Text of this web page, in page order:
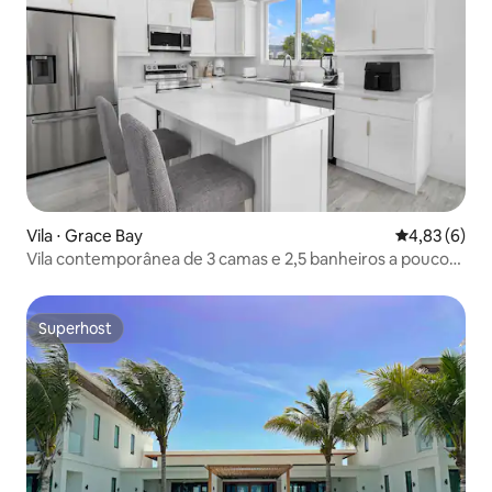
Vila ⋅ Grace Bay 4,83 de uma
4,83 (6)
Vila contemporânea de 3 camas e 2,5 banheiros a poucos
Superhost
Superhost